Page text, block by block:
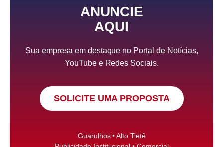
ANUNCIE
AQUI
Sua empresa em destaque no Portal de Notícias,
YouTube e Redes Sociais.
SOLICITE UMA PROPOSTA
Guarulhos • Alto Tietê